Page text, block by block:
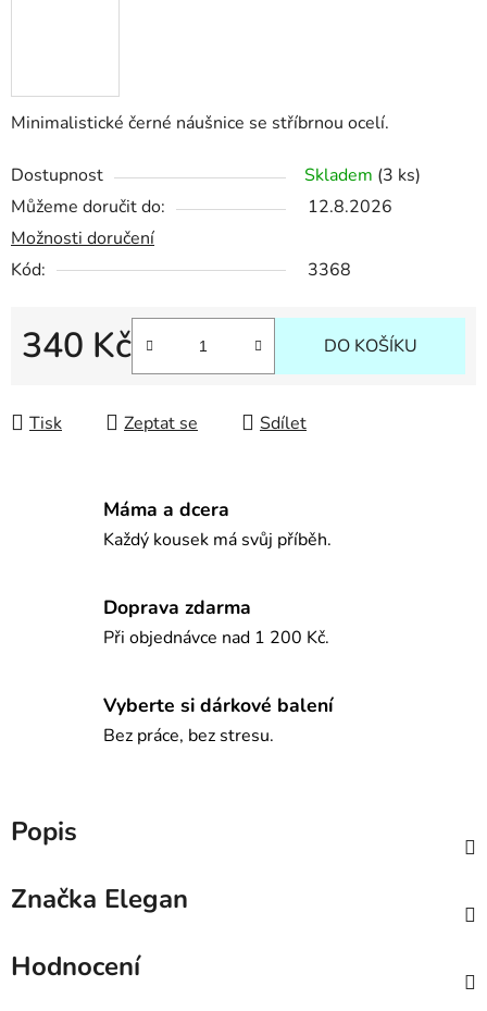
Minimalistické černé náušnice se stříbrnou ocelí.
Dostupnost Skladem (3 ks)
Můžeme doručit do:
12.8.2026
Možnosti doručení
Kód:
3368
340 Kč DO KOŠÍKU
Tisk Zeptat se Sdílet
Máma a dcera
Každý kousek má svůj příběh.
Doprava zdarma
Při objednávce nad 1 200 Kč.
Vyberte si dárkové balení
Bez práce, bez stresu.
Popis
Značka Elegan
Hodnocení